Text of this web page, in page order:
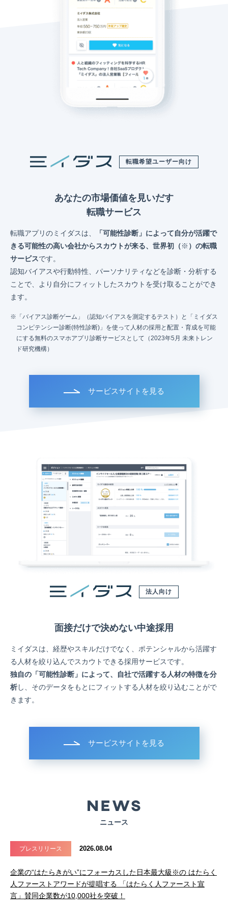
転職希望ユーザー向け
あなたの市場価値を見いだす
転職サービス
転職アプリのミイダスは、
「可能性診断」によって自分が活躍で
きる可能性の高い会社からスカウトが来る、世界初（※ ）の転職
サービスです。
認知バイアスや行動特性、パーソナリティなどを診断・分析する
ことで、より自分にフィットしたスカウトを受け取ることができ
ます。
「バイアス診断ゲーム」（認知バイアスを測定するテスト）と「ミイダス
コンピテンシー診断(特性診断)」を使って人材の採用と配置・育成を可能
にする無料のスマホアプリ診断サービスとして（2023年5月 未来トレン
ド研究機構）
サービスサイトを見る
法人向け
面接だけで決めない中途採用
ミイダスは、経歴やスキルだけでなく、ポテンシャルから活躍す
る人材を絞り込んでスカウトできる採用サービスです。
独自の「可能性診断」によって、自社で活躍する人材の特徴を分
析し、そのデータをもとにフィットする人材を絞り込むことがで
きます。
サービスサイトを見る
ニュース
プレスリリース 2026.08.04
企業の“はたらきがい”にフォーカスした日本最大級※の はたらく
人ファーストアワードが提唱する 「はたらく人ファースト宣
言」賛同企業数が10,000社を突破！